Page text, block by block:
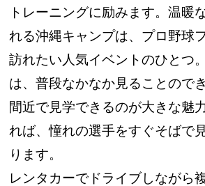
トレーニングに励みます。温暖
れる沖縄キャンプは、プロ野球
訪れたい人気イベントのひとつ
は、普段なかなか見ることので
間近で見学できるのが大きな魅
れば、憧れの選手をすぐそばで
ります。
レンタカーでドライブしながら